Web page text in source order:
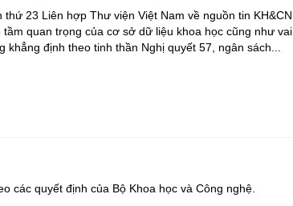
23 Liên hợp Thư viện Việt Nam về nguồn tin KH&CN,
quan trọng của cơ sở dữ liệu khoa học cũng như vai
định theo tinh thần Nghị quyết 57, ngân sách...
các quyết định của Bộ Khoa học và Công nghệ.